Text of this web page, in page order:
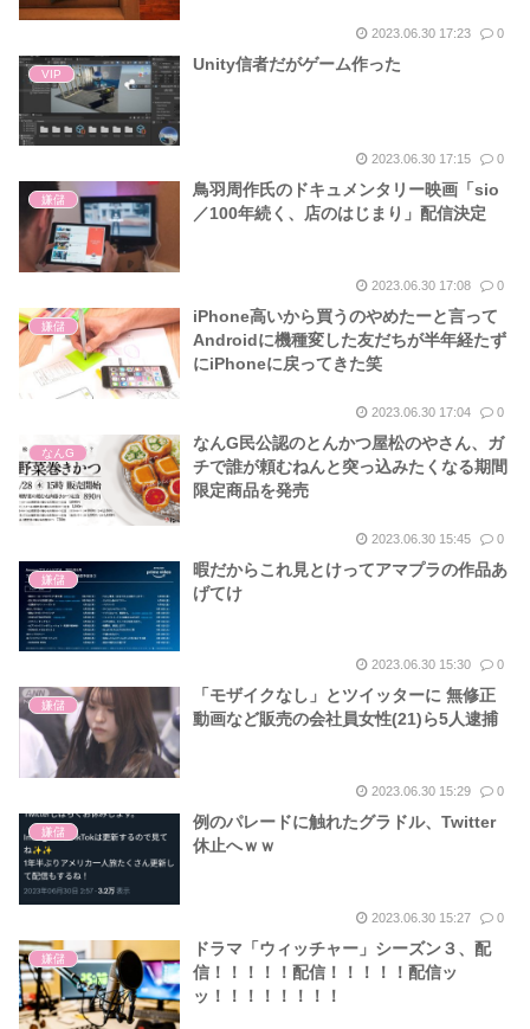
2023.06.30 17:23 0
VIP
Unity信者だがゲーム作った
2023.06.30 17:15 0
嫌儲
鳥羽周作氏のドキュメンタリー映画「sio
／100年続く、店のはじまり」配信決定
2023.06.30 17:08 0
嫌儲
iPhone高いから買うのやめたーと言って
Androidに機種変した友だちが半年経たず
にiPhoneに戻ってきた笑
2023.06.30 17:04 0
なんG
なんG民公認のとんかつ屋松のやさん、ガ
チで誰が頼むねんと突っ込みたくなる期間
限定商品を発売
2023.06.30 15:45 0
嫌儲
暇だからこれ見とけってアマプラの作品あ
げてけ
2023.06.30 15:30 0
嫌儲
「モザイクなし」とツイッターに 無修正
動画など販売の会社員女性(21)ら5人逮捕
2023.06.30 15:29 0
嫌儲
例のパレードに触れたグラドル、Twitter
休止へｗｗ
2023.06.30 15:27 0
嫌儲
ドラマ「ウィッチャー」シーズン３、配
信！！！！！配信！！！！！配信ッ
ッ！！！！！！！！